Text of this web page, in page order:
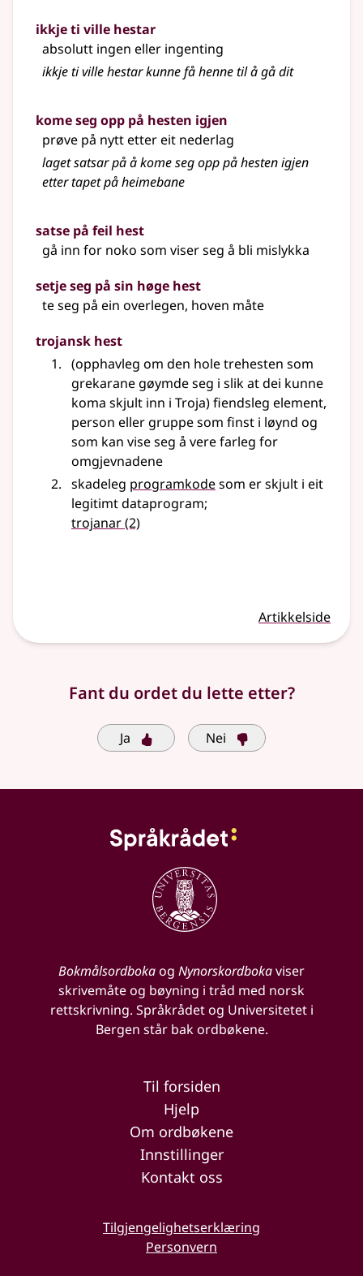
ikkje ti ville hestar
absolutt ingen eller ingenting
ikkje ti ville hestar kunne få henne til å gå dit
kome seg opp på hesten igjen
prøve på nytt etter eit nederlag
laget satsar på å kome seg opp på hesten igjen
etter tapet på heimebane
satse på feil hest
gå inn for noko som viser seg å bli mislykka
setje seg på sin høge hest
te seg på ein overlegen, hoven måte
trojansk hest
(opphavleg om den hole trehesten som
grekarane gøymde seg i slik at dei kunne
koma skjult inn i Troja) fiendsleg element,
person eller gruppe som finst i løynd og
som kan vise seg å vere farleg for
omgjevnadene
skadeleg programkodesom er skjult i eit
legitimt dataprogram;
trojanar(2)
Artikkelside
Fant du ordet du lette etter?
Ja Nei
Bokmålsordbokaog Nynorskordbokaviser
skrivemåte og bøyning i tråd med norsk
rettskrivning. Språkrådet og Universitetet i
Bergen står bak ordbøkene.
Til forsiden
Hjelp
Om ordbøkene
Innstillinger
Kontakt oss
Tilgjengelighetserklæring
Personvern